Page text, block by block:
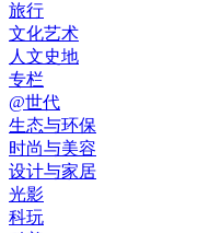
旅行
文化艺术
人文史地
专栏
@世代
生态与环保
时尚与美容
设计与家居
光影
科玩